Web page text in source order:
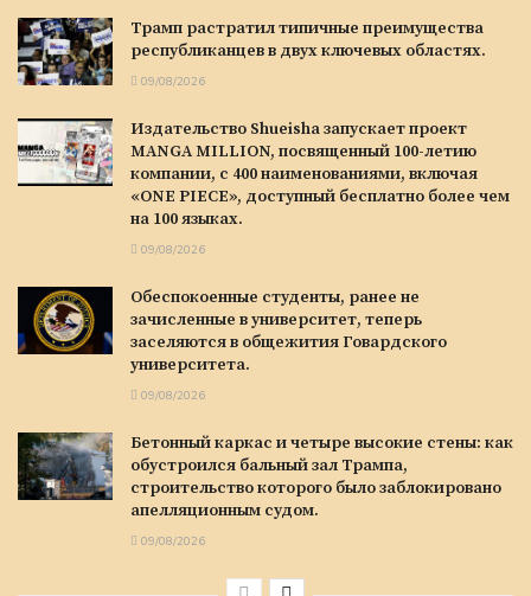
Трамп растратил типичные преимущества
республиканцев в двух ключевых областях.
09/08/2026
Издательство Shueisha запускает проект
MANGA MILLION, посвященный 100-летию
компании, с 400 наименованиями, включая
«ONE PIECE», доступный бесплатно более чем
на 100 языках.
09/08/2026
Обеспокоенные студенты, ранее не
зачисленные в университет, теперь
заселяются в общежития Говардского
университета.
09/08/2026
Бетонный каркас и четыре высокие стены: как
обустроился бальный зал Трампа,
строительство которого было заблокировано
апелляционным судом.
09/08/2026